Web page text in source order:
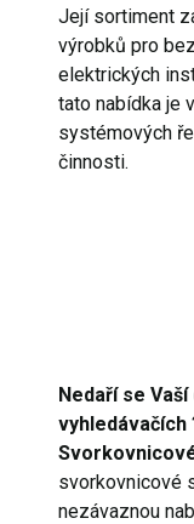
Její sortiment
výrobků pro
elektrických
tato nabídka je
systémových
činnosti.
Nedaří se
vyhledávačích
svorkovnicové
nezávaznou